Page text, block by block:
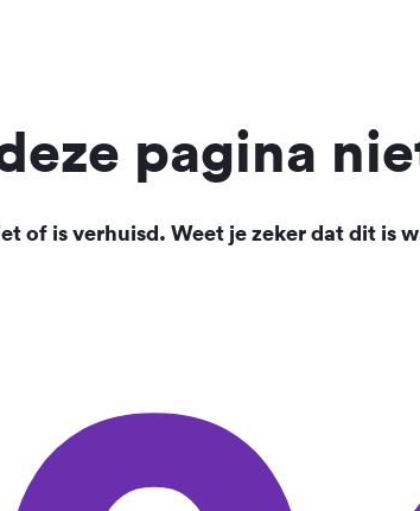
pagina
of is verhuisd. Weet je zeker dat dit is